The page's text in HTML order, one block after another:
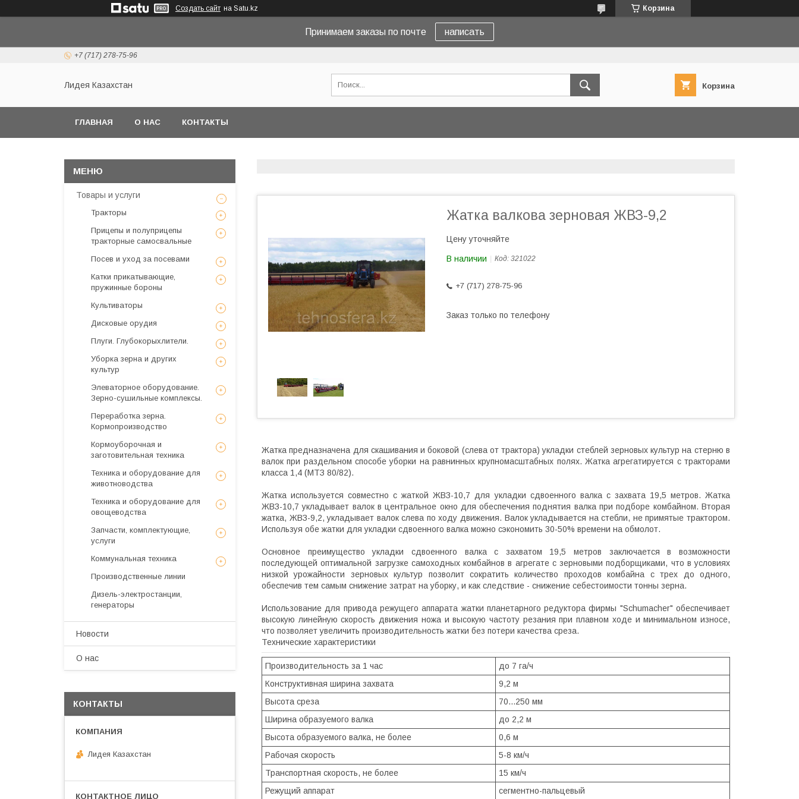
Создать сайт на Satu.kz Корзина
Принимаем заказы по почте написать
+7 (717) 278-75-96
Лидея Казахстан Корзина
ГЛАВНАЯ О НАС КОНТАКТЫ
Жатка валкова зерновая ЖВЗ-9,2
Цену уточняйте
В наличии Код: 321022
+7 (717) 278-75-96
Заказ только по телефону
Жатка предназначена для скашивания и боковой (слева от трактора) укладки стеблей зерновых культур на стерню в
валок при раздельном способе уборки на равнинных крупномасштабных полях. Жатка агрегатируется с тракторами
класса 1,4 (МТЗ 80/82).
Жатка используется совместно с жаткой ЖВЗ-10,7 для укладки сдвоенного валка с захвата 19,5 метров. Жатка
ЖВЗ-10,7 укладывает валок в центральное окно для обеспечения поднятия валка при подборе комбайном. Вторая
жатка, ЖВЗ-9,2, укладывает валок слева по ходу движения. Валок укладывается на стебли, не примятые трактором.
Используя обе жатки для укладки сдвоенного валка можно сэкономить 30-50% времени на обмолот.
Основное преимущество укладки сдвоенного валка с захватом 19,5 метров заключается в возможности
последующей оптимальной загрузке самоходных комбайнов в агрегате с зерновыми подборщиками, что в условиях
низкой урожайности зерновых культур позволит сократить количество проходов комбайна с трех до одного,
обеспечив тем самым снижение затрат на уборку, и как следствие - снижение себестоимости тонны зерна.
Использование для привода режущего аппарата жатки планетарного редуктора фирмы "Schumacher" обеспечивает
высокую линейную скорость движения ножа и высокую частоту резания при плавном ходе и минимальном износе,
что позволяет увеличить производительность жатки без потери качества среза.
Технические характеристики
Производительность за 1 час
до 7 га/ч
Конструктивная ширина захвата
9,2 м
Высота среза
70...250 мм
Шиpина образуемого валка
до 2,2 м
Высота образуемого валка, не более
0,6 м
Рабочая скорость
5-8 км/ч
Транспортная скорость, не более
15 км/ч
Режущий аппарат
сегментно-пальцевый
Товары и услуги
Тракторы
Прицепы и полуприцепы
тракторные самосвальные
Посев и уход за посевами
Катки прикатывающие,
пружинные бороны
Культиваторы
Дисковые орудия
Плуги. Глубокорыхлители.
Уборка зерна и других
культур
Элеваторное оборудование.
Зерно-сушильные комплексы.
Переработка зерна.
Кормопроизводство
Кормоуборочная и
заготовительная техника
Техника и оборудование для
животноводства
Техника и оборудование для
овощеводства
Запчасти, комплектующие,
услуги
Коммунальная техника
Производственные линии
Дизель-электростанции,
генераторы
Новости
О нас
КОНТАКТЫ
Лидея Казахстан